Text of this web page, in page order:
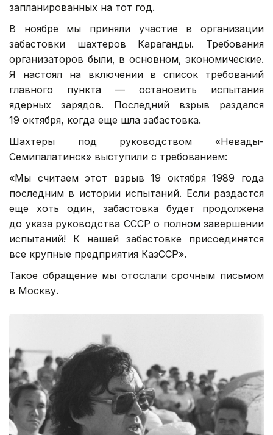
запланированных на тот год.
В ноябре мы приняли участие в организации
забастовки шахтеров Караганды. Требования
организаторов были, в основном, экономические.
Я настоял на включении в список требований
главного пункта — остановить испытания
ядерных зарядов. Последний взрыв раздался
19 октября, когда еще шла забастовка.
Шахтеры под руководством «Невады-
Семипалатинск» выступили с требованием:
«Мы считаем этот взрыв 19 октября 1989 года
последним в истории испытаний. Если раздастся
еще хоть один, забастовка будет продолжена
до указа руководства СССР о полном завершении
испытаний! К нашей забастовке присоединятся
все крупные предприятия КазССР».
Такое обращение мы отослали срочным письмом
в Москву.